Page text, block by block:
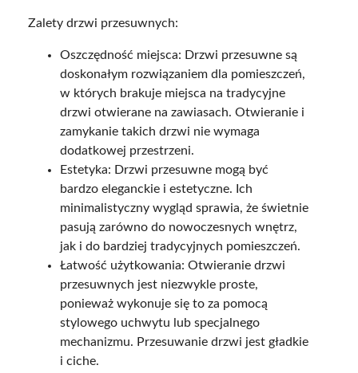
Zalety drzwi przesuwnych:
Oszczędność miejsca: Drzwi przesuwne są
doskonałym rozwiązaniem dla pomieszczeń,
w których brakuje miejsca na tradycyjne
drzwi otwierane na zawiasach. Otwieranie i
zamykanie takich drzwi nie wymaga
dodatkowej przestrzeni.
Estetyka: Drzwi przesuwne mogą być
bardzo eleganckie i estetyczne. Ich
minimalistyczny wygląd sprawia, że świetnie
pasują zarówno do nowoczesnych wnętrz,
jak i do bardziej tradycyjnych pomieszczeń.
Łatwość użytkowania: Otwieranie drzwi
przesuwnych jest niezwykle proste,
ponieważ wykonuje się to za pomocą
stylowego uchwytu lub specjalnego
mechanizmu. Przesuwanie drzwi jest gładkie
i ciche.